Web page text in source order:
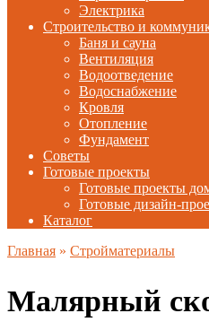
Электрика
Строительство и
Баня и сауна
Вентиляция
Водоотведение
Водоснабжение
Кровля
Отопление
Фундамент
Советы
Готовые проекты
Готовые проекты
Готовые дизайн-
Каталог
Главная » Стройматериалы
Малярный